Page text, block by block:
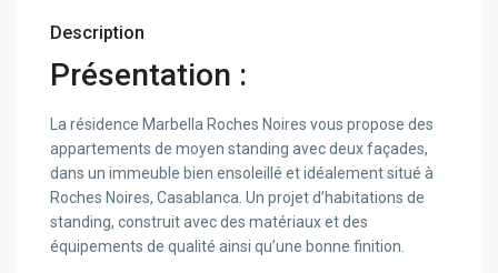
Description
Présentation :
La résidence Marbella Roches Noires vous propose des
appartements de moyen standing avec deux façades,
dans un immeuble bien ensoleillé et idéalement situé à
Roches Noires, Casablanca. Un projet d’habitations de
standing, construit avec des matériaux et des
équipements de qualité ainsi qu’une bonne finition.